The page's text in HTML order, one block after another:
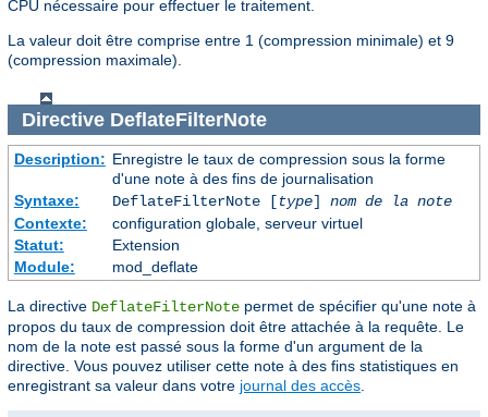
CPU nécessaire pour effectuer le traitement.
La valeur doit être comprise entre 1 (compression minimale) et 9
(compression maximale).
Directive DeflateFilterNote
Description: Enregistre le taux de compression sous la forme
d'une note à des fins de journalisation
Syntaxe:
DeflateFilterNote [type] nom de la note
Contexte:
configuration globale, serveur virtuel
Statut:
Extension
Module:
mod_deflate
La directive DeflateFilterNote permet de spécifier qu'une note à
propos du taux de compression doit être attachée à la requête. Le
nom de la note est passé sous la forme d'un argument de la
directive. Vous pouvez utiliser cette note à des fins statistiques en
enregistrant sa valeur dans votre journal des accès.